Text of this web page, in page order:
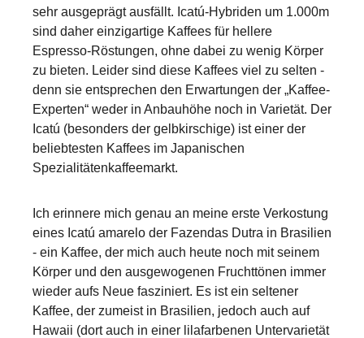
sehr ausgeprägt ausfällt. Icatú-Hybriden um 1.000m
sind daher einzigartige Kaffees für hellere
Espresso-Röstungen, ohne dabei zu wenig Körper
zu bieten. Leider sind diese Kaffees viel zu selten -
denn sie entsprechen den Erwartungen der „Kaffee-
Experten“ weder in Anbauhöhe noch in Varietät. Der
Icatú (besonders der gelbkirschige) ist einer der
beliebtesten Kaffees im Japanischen
Spezialitätenkaffeemarkt.
Ich erinnere mich genau an meine erste Verkostung
eines Icatú amarelo der Fazendas Dutra in Brasilien
- ein Kaffee, der mich auch heute noch mit seinem
Körper und den ausgewogenen Fruchttönen immer
wieder aufs Neue fasziniert. Es ist ein seltener
Kaffee, der zumeist in Brasilien, jedoch auch auf
Hawaii (dort auch in einer lilafarbenen Untervarietät